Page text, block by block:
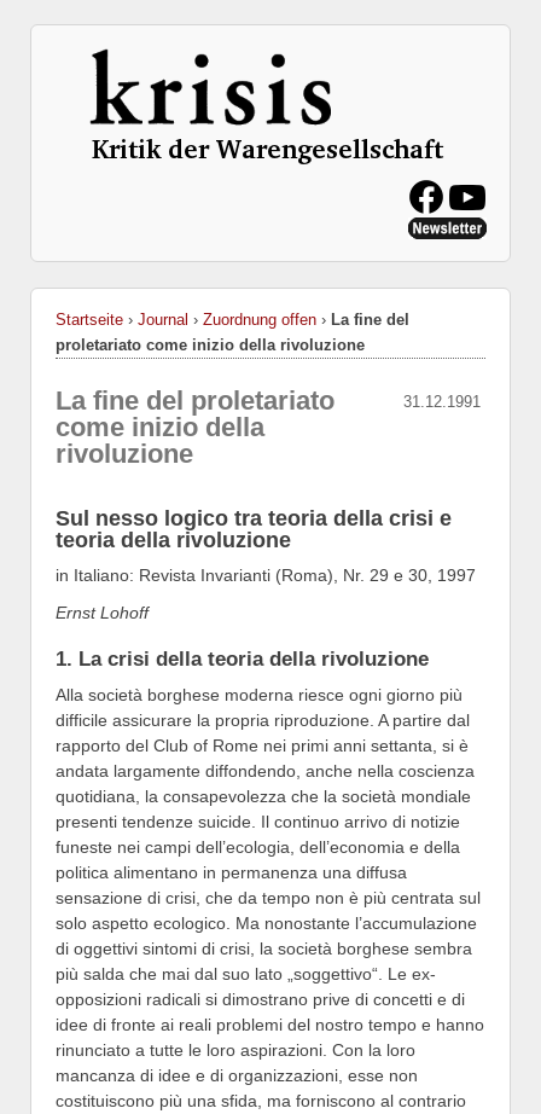
Startseite › Journal › Zuordnung offen › La fine del
proletariato come inizio della rivoluzione
31.12.1991
La fine del proletariato
come inizio della
rivoluzione
Sul nesso logico tra teoria della crisi e
teoria della rivoluzione
in Italiano: Revista Invarianti (Roma), Nr. 29 e 30, 1997
Ernst Lohoff
1. La crisi della teoria della rivoluzione
Alla società borghese moderna riesce ogni giorno più
difficile assicurare la propria riproduzione. A partire dal
rapporto del Club of Rome nei primi anni settanta, si è
andata largamente diffondendo, anche nella coscienza
quotidiana, la consapevolezza che la società mondiale
presenti tendenze suicide. Il continuo arrivo di notizie
funeste nei campi dell’ecologia, dell’economia e della
politica alimentano in permanenza una diffusa
sensazione di crisi, che da tempo non è più centrata sul
solo aspetto ecologico. Ma nonostante l’accumulazione
di oggettivi sintomi di crisi, la società borghese sembra
più salda che mai dal suo lato „soggettivo“. Le ex-
opposizioni radicali si dimostrano prive di concetti e di
idee di fronte ai reali problemi del nostro tempo e hanno
rinunciato a tutte le loro aspirazioni. Con la loro
mancanza di idee e di organizzazioni, esse non
costituiscono più una sfida, ma forniscono al contrario